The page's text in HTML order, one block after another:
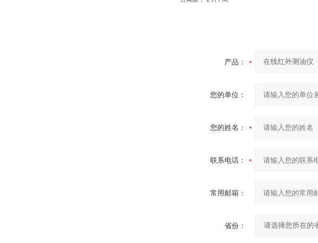
产品：
您的单位：
您的姓名：
联系电话：
常用邮箱：
省份：